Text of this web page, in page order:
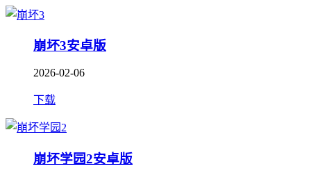
崩坏3安卓版
2026-02-06
下载
崩坏学园2安卓版